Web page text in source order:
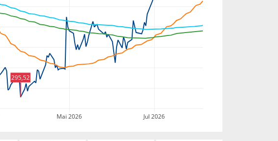
Mai 2026 Jul 2026
295,52